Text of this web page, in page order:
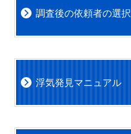
調査後の依頼者の選択
浮気発見マニュアル